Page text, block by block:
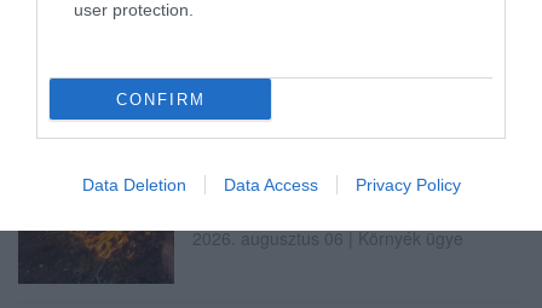
user protection.
CONFIRM
Data Deletion Data Access Privacy Policy
ELOLTOTTÁK A TÜZET
DÉDESTAPOLCSÁNYNÁL, KILENCÓRÁS
2026. augusztus 06|Környék ügye